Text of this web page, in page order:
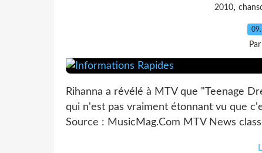
2010,
Rihanna a révélé à MTV que "Teenage
qui n'est pas vraiment étonnant vu que
Source : MusicMag.Com MTV News